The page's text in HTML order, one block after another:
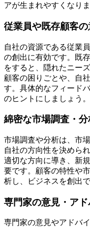
アが生まれやすくなりま
従業員や既存顧客
自社の資源である従業
の創出に有効です。既
をすると、隠れたニー
顧客の困りごとや、自
す。具体的なフィード
のヒントにしましょう。
綿密な市場調査・
市場調査や分析は、市
自社の方向性を決めら
適切な方向に導き、新
要です。顧客の特性や
析し、ビジネスを創出
専門家の意見・ア
専門家の意見やアドバ